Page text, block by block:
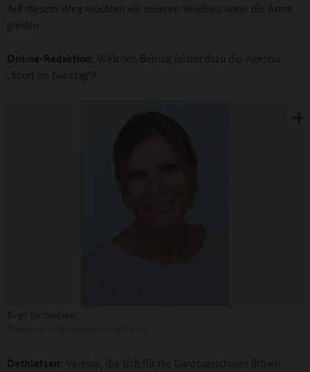
Auf diesem Weg möchten wir unseren Vereinen unter die Arme
greifen.
Online-Redaktion : Welchen Beitrag leistet dazu die Agentur
„Sport im Ganztag“?
Dethlefsen : Vereine, die sich für die Ganztagsschulen öffnen